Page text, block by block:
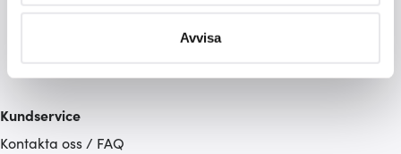
Du kan ändra eller dra tillbaka ditt samtycke när som
ska anpassas efter det som vi tror att du tycker om. Det
gör också att vi kan analysera vår trafik och göra
Avvisa
Kundservice
Kontakta oss / FAQ